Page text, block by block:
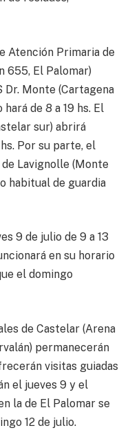
Atención Primaria de
655, El Palomar)
Dr. Monte (Cartagena
de 8 a 19 hs. El
sur) abrirá
Por su parte, el
Lavignolle (Monte
habitual de guardia
9 de julio de 9 a 13
en su horario
el domingo
de Castelar (Arena
permanecerán
visitas guiadas
el jueves 9 y el
la de El Palomar se
12 de julio.